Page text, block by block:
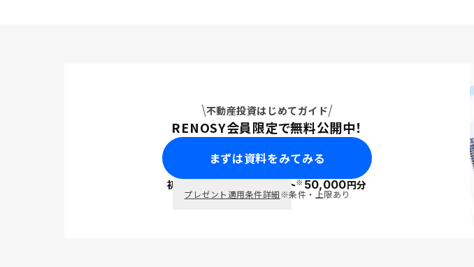
不動産投資はじめてガイド
RENOSY会員限定で無料公開中！
まずは資料をみてみる
初回面談で ポイント※50,000円分
プレゼント適用条件詳細※条件・上限あり